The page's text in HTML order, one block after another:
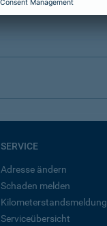
SERVICE
Adresse ändern
Schaden melden
Kilometerstandsmeldung
Serviceübersicht